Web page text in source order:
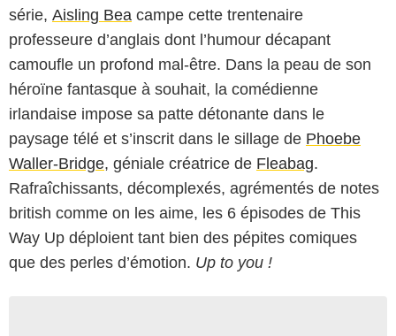
série, Aisling Bea campe cette trentenaire
professeure d’anglais dont l’humour décapant
camoufle un profond mal-être. Dans la peau de son
héroïne fantasque à souhait, la comédienne
irlandaise impose sa patte détonante dans le
paysage télé et s’inscrit dans le sillage de Phoebe
Waller-Bridge, géniale créatrice de Fleabag.
Rafraîchissants, décomplexés, agrémentés de notes
british comme on les aime, les 6 épisodes de This
Way Up déploient tant bien des pépites comiques
que des perles d’émotion. Up to you !